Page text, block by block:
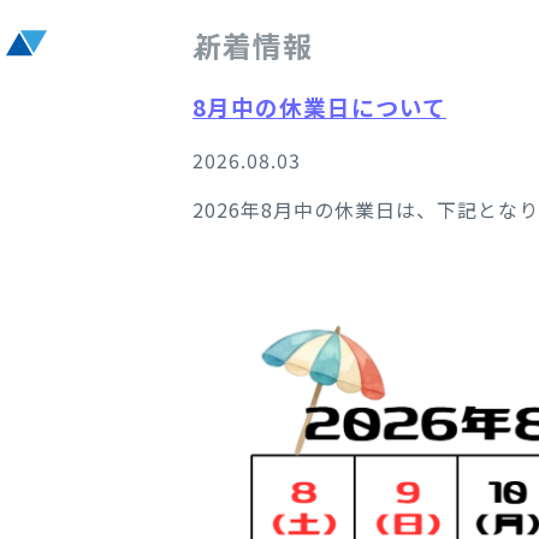
新着情報
8月中の休業日について
2026.08.03
2026年8月中の休業日は、下記とな